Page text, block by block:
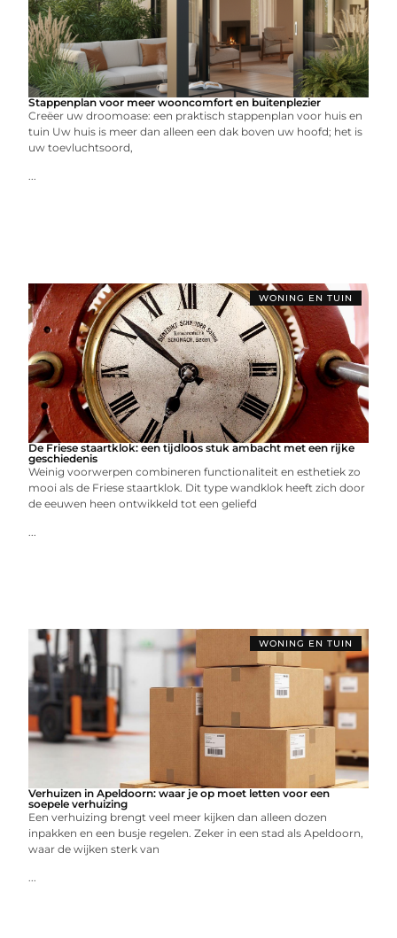
Stappenplan voor meer wooncomfort en buitenplezier
Creëer uw droomoase: een praktisch stappenplan voor huis en
tuin Uw huis is meer dan alleen een dak boven uw hoofd; het is
uw toevluchtsoord,
...
WONING EN TUIN
De Friese staartklok: een tijdloos stuk ambacht met een rijke
geschiedenis
Weinig voorwerpen combineren functionaliteit en esthetiek zo
mooi als de Friese staartklok. Dit type wandklok heeft zich door
de eeuwen heen ontwikkeld tot een geliefd
...
WONING EN TUIN
Verhuizen in Apeldoorn: waar je op moet letten voor een
soepele verhuizing
Een verhuizing brengt veel meer kijken dan alleen dozen
inpakken en een busje regelen. Zeker in een stad als Apeldoorn,
waar de wijken sterk van
...